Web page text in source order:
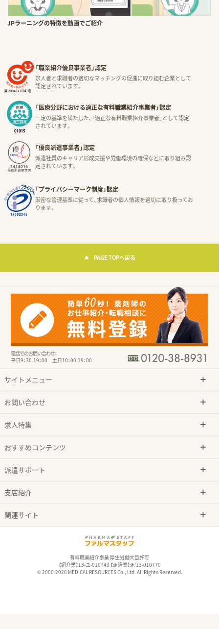
JPラーニングの特徴を動画でご紹介
「職業紹介優良事業者」認定
求人者と求職者の適切なマッチングの促進に取り組む企業として
認定されています。
「医療分野における適正な有料職業紹介事業者」認定
一定の基準を満たした、「適正な有料職業紹介事業者」として認定
されています。
「優良派遣事業者」認定
派遣社員のキャリア形成支援や労働環境の確保などに取り組み認
定されています。
「プライバシーマーク制度」認定
厳密な管理基準に従って、求職者の個人情報を適切に取り扱ってお
ります。
PAGE TOPへ戻る
電話でのお問い合わせ：
平日9：30-19：00 土日10：00-19：00
サイトメニュー
お問い合わせ
求人特集
おすすめコンテンツ
派遣サポート
支店紹介
関連サイト
有料職業紹介事業 厚生労働大臣許可
【紹介業】13-ユ-010743 【派遣業】派 13-010770
© 2000-2026 MEDICAL RESOURCES Co., Ltd. All Rights Reserved.